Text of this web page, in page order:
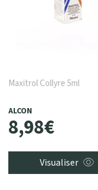
Maxitrol Collyre 5ml
ALCON
8,98€
Visualiser